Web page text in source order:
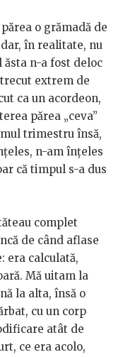
o grămadă de
în realitate, nu
n-a fost deloc
extrem de
ca un acordeon,
părea „ceva”
trimestru însă,
n-am înțeles
că timpul s-a dus
complet
de când aflase
era calculată,
Mă uitam la
la alta, însă o
cu un corp
atât de
ce era acolo,